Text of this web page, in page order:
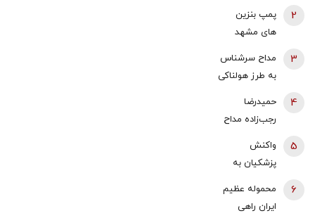
داد: علیه ایران
نیست
پمپ بنزین
های مشهد
2
مداح سرشناس
به طرز هولناکی
فیلم جنایت
برای خانواده
ارسال شد
3
حمیدرضا
رجب‌زاده مداح
کیست و
چگونه به قتل
رسید؟
4
واکنش
پزشکیان به
5
محموله عظیم
ایران راهی
6